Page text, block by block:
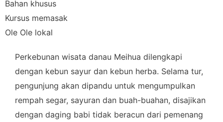
Bahan khusus
Kursus memasak
Ole Ole lokal
Perkebunan wisata danau Meihua dilengkapi
dengan kebun sayur dan kebun herba. Selama tur,
pengunjung akan dipandu untuk mengumpulkan
rempah segar, sayuran dan buah-buahan, disajikan
dengan daging babi tidak beracun dari pemenang